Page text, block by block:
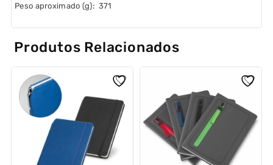
Peso aproximado (g): 371
Produtos Relacionados